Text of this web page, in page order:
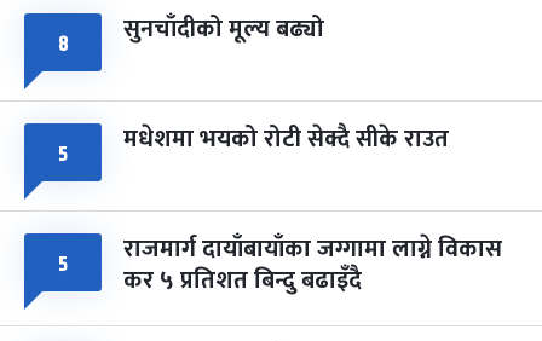
८ सुनचाँदीको मूल्य बढ्यो
५ मधेशमा भयको रोटी सेक्दै सीके राउत
५ राजमार्ग दायाँबायाँका जग्गामा लाग्ने विकास
कर ५ प्रतिशत बिन्दु बढाइँदै